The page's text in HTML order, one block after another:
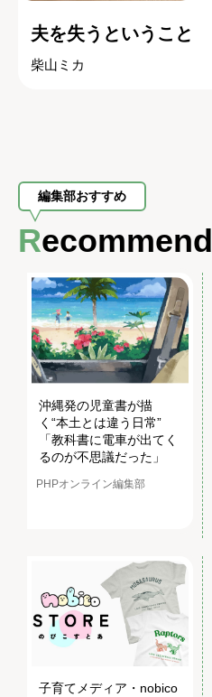
夫を失うということ
柴山ミカ
編集部おすすめ
Recommend
沖縄発の児童書が描
く“本土とは違う日常”
「教科書に電車が出てく
るのが不思議だった」
PHPオンライン編集部
子育てメディア・nobico